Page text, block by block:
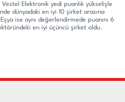
Elektronik yedi puanlık yükselişle
dünyadaki en iyi 10 şirket arasına
ise aynı değerlendirmede puanını 6
en iyi üçüncü şirket oldu.